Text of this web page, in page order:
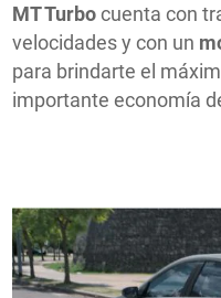
MT Turbocuenta con
velocidades y con un
para brindarte el
importante economía